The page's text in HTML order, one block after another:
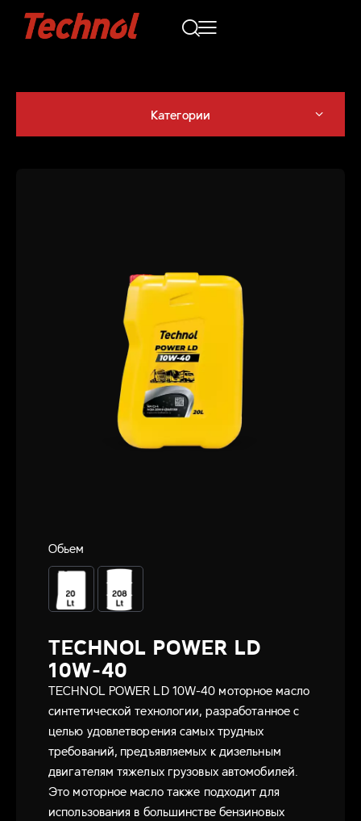
TECHNOL POWER LD
10W-40
TECHNOL POWER LD 10W-40 моторное масло
синтетической технологии, разработанное с
целью удовлетворения самых трудных
требований, предъявляемых к дизельным
двигателям тяжелых грузовых автомобилей.
Это моторное масло также подходит для
использования в большинстве бензиновых
Обьем
Категории